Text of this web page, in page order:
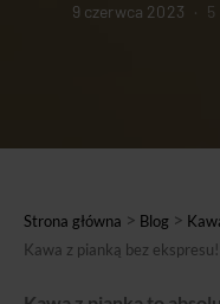
9 czerwca 2023
Strona główna > Blog >
Kawa z pianką bez ekspresu!